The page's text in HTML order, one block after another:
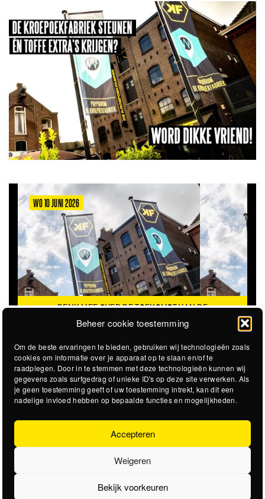
Beheer cookie toestemming
Om de beste ervaringen te bieden, gebruiken wij technologieën zoals
cookies om informatie over je apparaat op te slaan en/of te
raadplegen. Door in te stemmen met deze technologieën kunnen wij
gegevens zoals surfgedrag of unieke ID's op deze site verwerken. Als
je geen toestemming geeft of uw toestemming intrekt, kan dit een
nadelige invloed hebben op bepaalde functies en mogelijkheden.
Accepteren
Weigeren
Bekijk voorkeuren
WO 10 JUNI 2026
DENK MEE OVER DE TOEKOMST VAN DE
KROEPOEKFABRIEK